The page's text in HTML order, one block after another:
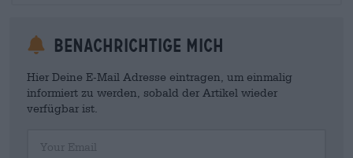
Benachrichtige mich
Hier Deine E-Mail Adresse eintragen, um einmalig
informiert zu werden, sobald der Artikel wieder
verfügbar ist.